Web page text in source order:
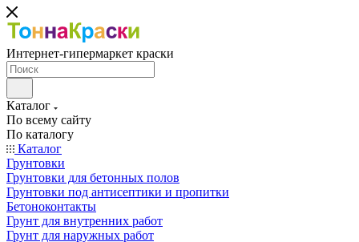
Интернет-гипермаркет краски
Каталог
По всему сайту
По каталогу
Каталог
Грунтовки
Грунтовки для бетонных полов
Грунтовки под антисептики и пропитки
Бетоноконтакты
Грунт для внутренних работ
Грунт для наружных работ